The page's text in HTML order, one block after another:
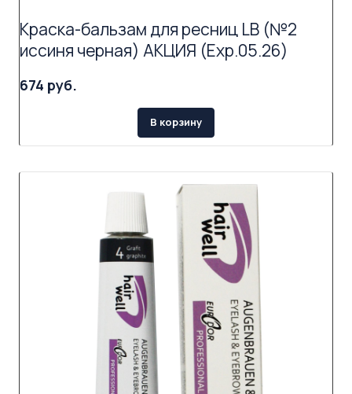
Краска-бальзам для ресниц LB (№2
иссиня черная) АКЦИЯ (Exp.05.26)
674 руб.
В корзину